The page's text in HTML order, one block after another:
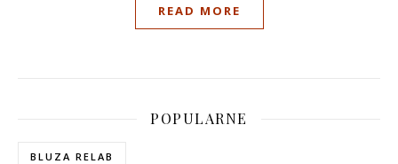
READ MORE
POPULARNE
BLUZA RELAB